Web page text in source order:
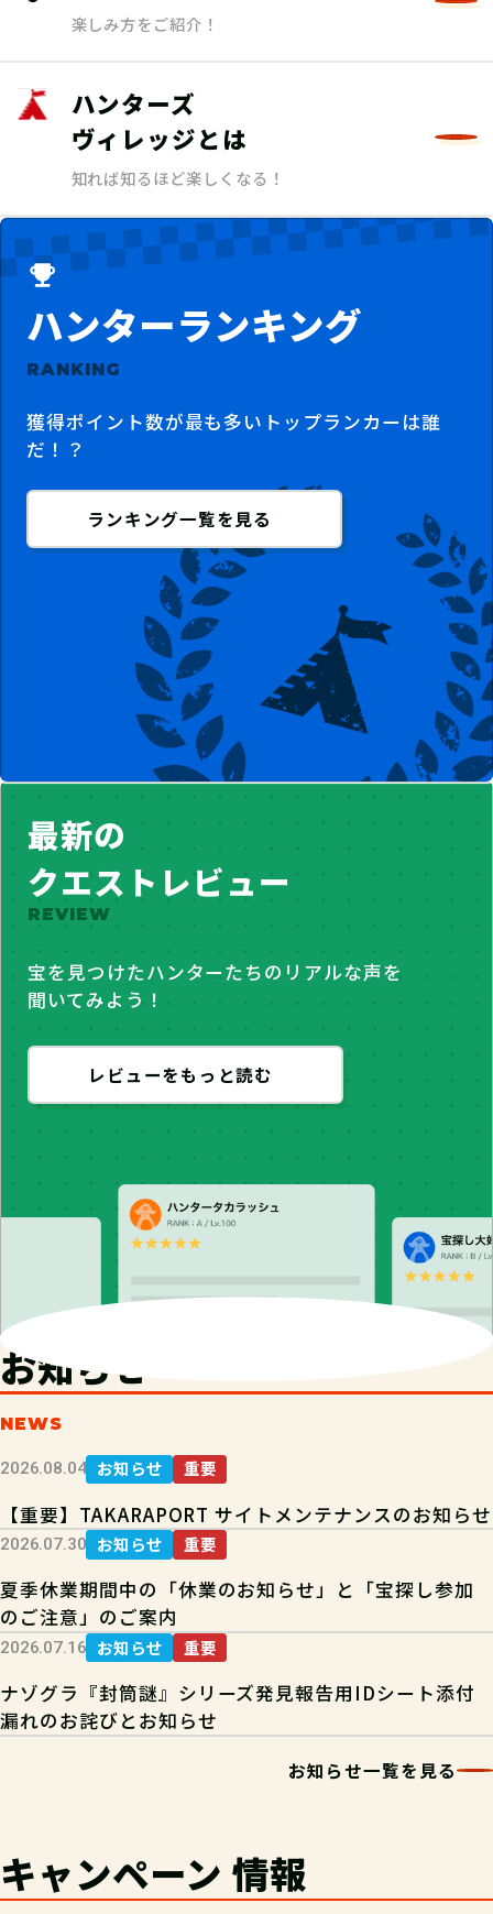
楽しみ方をご紹介！
ハンターズ
ヴィレッジとは
知れば知るほど楽しくなる！
ハンターランキング
RANKING
獲得ポイント数が最も多いトップランカーは誰
だ！？
ランキング一覧を見る
最新の
クエストレビュー
REVIEW
宝を見つけたハンターたちのリアルな声を
聞いてみよう！
レビューをもっと読む
お知らせ
NEWS
2026.08.04 お知らせ 重要
【重要】TAKARAPORT サイトメンテナンスのお知らせ
2026.07.30 お知らせ 重要
夏季休業期間中の「休業のお知らせ」と「宝探し参加
のご注意」のご案内
2026.07.16 お知らせ 重要
ナゾグラ『封筒謎』シリーズ発見報告用IDシート添付
漏れのお詫びとお知らせ
お知らせ一覧を見る
キャンペーン 情報